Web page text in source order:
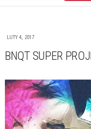
LUTY 4, 2017
BNQT SUPER